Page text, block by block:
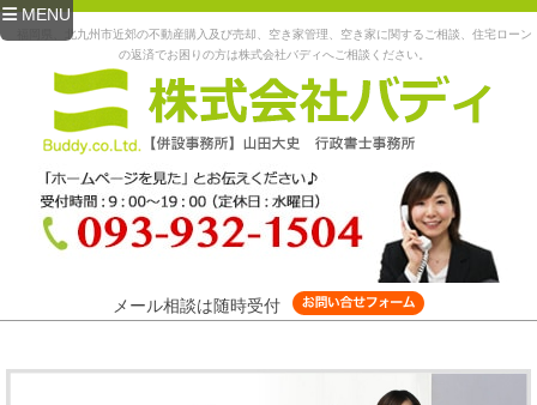
MENU
福岡県、北九州市近郊の不動産購入及び売却、空き家管理、空き家に関するご相談、住宅ローン
の返済でお困りの方は株式会社バディへご相談ください。
メール相談は随時受付